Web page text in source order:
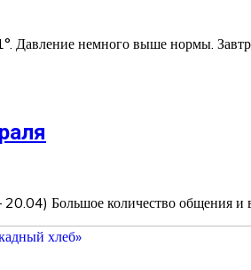
Давление немного выше нормы.
Большое количество общения и